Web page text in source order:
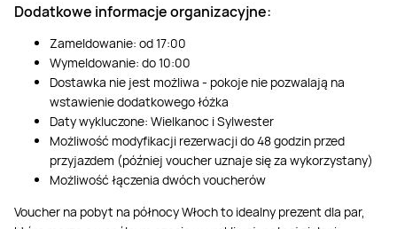
Dodatkowe informacje organizacyjne:
Zameldowanie: od 17:00
Wymeldowanie: do 10:00
Dostawka nie jest możliwa - pokoje nie pozwalają na
wstawienie dodatkowego łóżka
Daty wykluczone: Wielkanoc i Sylwester
Możliwość modyfikacji rezerwacji do 48 godzin przed
przyjazdem (później voucher uznaje się za wykorzystany)
Możliwość łączenia dwóch voucherów
Voucher na pobyt na północy Włoch to idealny prezent dla par,